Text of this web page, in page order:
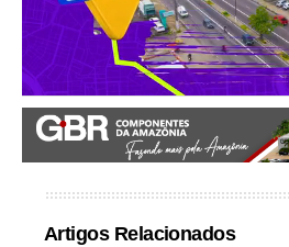
Artigos Relacionados